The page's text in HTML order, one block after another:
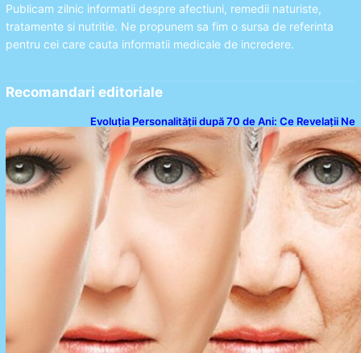
Publicam zilnic informatii despre afectiuni, remedii naturiste,
tratamente si nutritie. Ne propunem sa fim o sursa de referinta
pentru cei care cauta informatii medicale de incredere.
Recomandari editoriale
Evoluția Personalității după 70 de Ani: Ce Revelații Ne
Oferă Studiile Psihologice